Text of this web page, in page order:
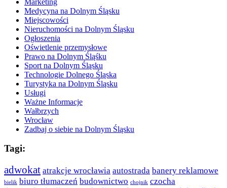
Medycyna na Dolnym Śląsku
Miejscowości
Nieruchomości na Dolnym Śląsku
Ogłoszenia
Oświetlenie przemysłowe
Prawo na Dolnym Śląśku
Sport na Dolnym Śląsku
Technologie Dolnego Śląska
Turystyka na Dolnym Śląsku
Usługi
Ważne Informacje
Wałbrzych
Wrocław
Zadbaj o siebie na Dolnym Śląsku
Tagi:
adwokat atrakcje wrocławia autostrada banery reklamowe
bielik biuro tłumaczeń budownictwo chojnik czocha